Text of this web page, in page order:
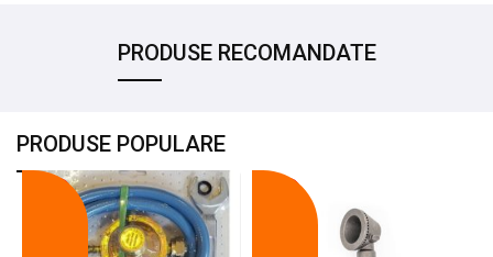
PRODUSE RECOMANDATE
PRODUSE POPULARE